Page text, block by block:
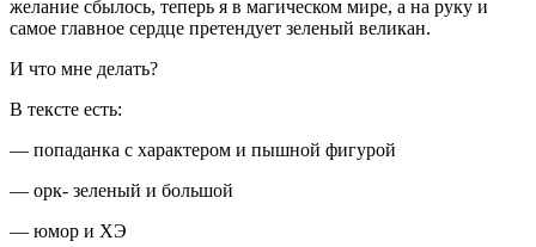
желание сбылось, теперь я в магическом мире, а на руку и
самое главное сердце претендует зеленый великан.
И что мне делать?
В тексте есть:
— попаданка с характером и пышной фигурой
— орк- зеленый и большой
— юмор и ХЭ